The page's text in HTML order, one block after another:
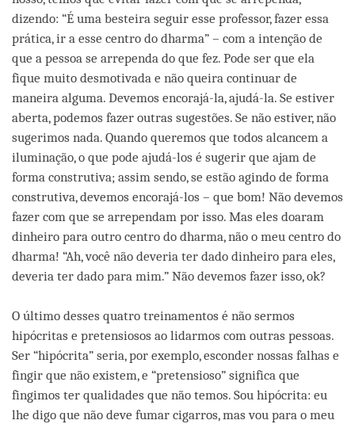
dizendo: “É uma besteira seguir esse professor, fazer essa
prática, ir a esse centro do dharma” – com a intenção de
que a pessoa se arrependa do que fez. Pode ser que ela
fique muito desmotivada e não queira continuar de
maneira alguma. Devemos encorajá-la, ajudá-la. Se estiver
aberta, podemos fazer outras sugestões. Se não estiver, não
sugerimos nada. Quando queremos que todos alcancem a
iluminação, o que pode ajudá-los é sugerir que ajam de
forma construtiva; assim sendo, se estão agindo de forma
construtiva, devemos encorajá-los – que bom! Não devemos
fazer com que se arrependam por isso. Mas eles doaram
dinheiro para outro centro do dharma, não o meu centro do
dharma! “Ah, você não deveria ter dado dinheiro para eles,
deveria ter dado para mim.” Não devemos fazer isso, ok?
O último desses quatro treinamentos é não sermos
hipócritas e pretensiosos ao lidarmos com outras pessoas.
Ser “hipócrita” seria, por exemplo, esconder nossas falhas e
fingir que não existem, e “pretensioso” significa que
fingimos ter qualidades que não temos. Sou hipócrita: eu
lhe digo que não deve fumar cigarros, mas vou para o meu